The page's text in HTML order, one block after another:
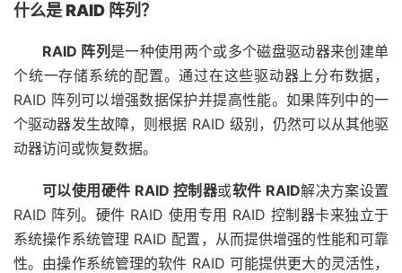
什么是 RAID 阵列？
RAID 阵列 是一种使用两个或多个磁盘驱动器来创建单
个统一存储系统的配置。通过在这些驱动器上分布数据，
RAID 阵列可以增强数据保护并提高性能。如果阵列中的一
个驱动器发生故障，则根据 RAID 级别，仍然可以从其他驱
动器访问或恢复数据。
可以使用硬件 RAID 控制器或软件 RAID解决方案设置
RAID 阵列。硬件 RAID 使用专用 RAID 控制器卡来独立于
系统操作系统管理 RAID 配置，从而提供增强的性能和可靠
性。由操作系统管理的软件 RAID 可能提供更大的灵活性，